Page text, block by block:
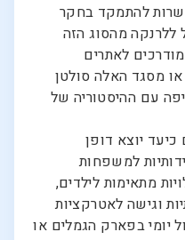
להתמקד בחקר
מהסוג הזה
לאתרים
או מסגד האלה סולטן
עם ההיסטוריה של
יוצא דופן
למשפחות
מתאימות לילדים,
וגישה לאטרקציות
יומי בפארק הגמלים או